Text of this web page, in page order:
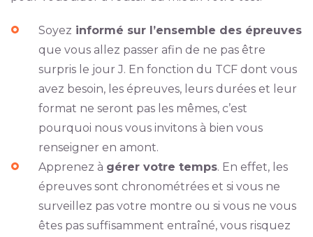
Soyez informé sur l’ensemble des épreuves
que vous allez passer afin de ne pas être
surpris le jour J. En fonction du TCF dont vous
avez besoin, les épreuves, leurs durées et leur
format ne seront pas les mêmes, c’est
pourquoi nous vous invitons à bien vous
renseigner en amont.
Apprenez à gérer votre temps. En effet, les
épreuves sont chronométrées et si vous ne
surveillez pas votre montre ou si vous ne vous
êtes pas suffisamment entraîné, vous risquez